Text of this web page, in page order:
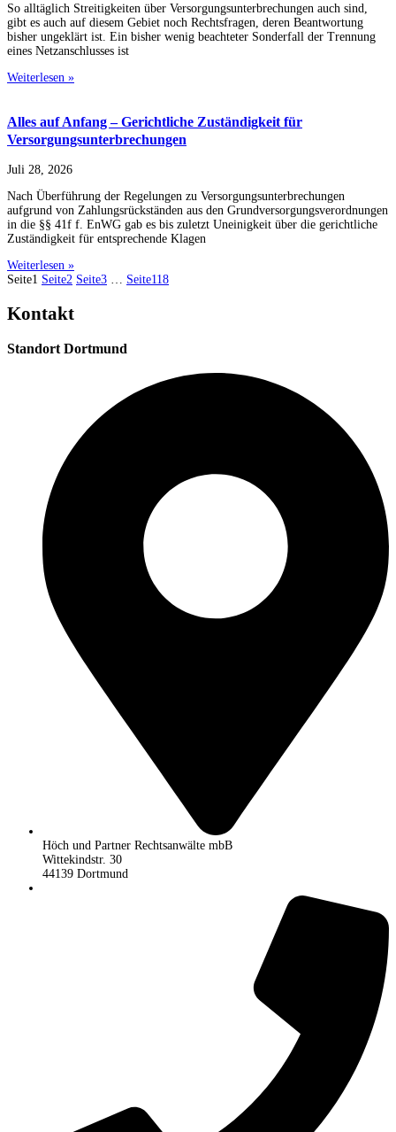
So alltäglich Streitigkeiten über Versorgungsunterbrechungen auch sind,
gibt es auch auf diesem Gebiet noch Rechtsfragen, deren Beantwortung
bisher ungeklärt ist. Ein bisher wenig beachteter Sonderfall der Trennung
eines Netzanschlusses ist
Weiterlesen »
Alles auf Anfang – Gerichtliche Zuständigkeit für
Versorgungsunterbrechungen
Juli 28, 2026
Nach Überführung der Regelungen zu Versorgungsunterbrechungen
aufgrund von Zahlungsrückständen aus den Grundversorgungsverordnungen
in die §§ 41f f. EnWG gab es bis zuletzt Uneinigkeit über die gerichtliche
Zuständigkeit für entsprechende Klagen
Weiterlesen »
Seite1 Seite2 Seite3 … Seite118
Kontakt
Standort Dortmund
Höch und Partner Rechtsanwälte mbB
Wittekindstr. 30
44139 Dortmund